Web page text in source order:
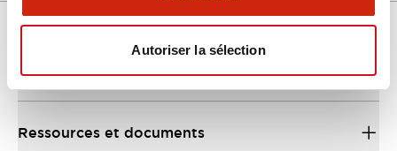
Autoriser la sélection
Ressources et documents